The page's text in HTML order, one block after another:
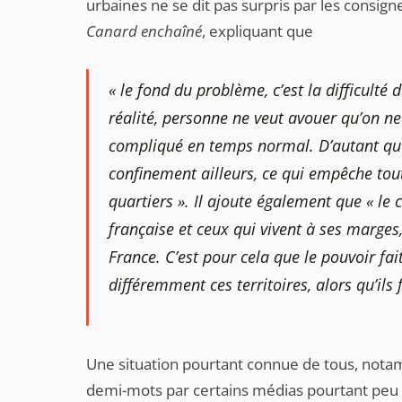
urbaines ne se dit pas surpris par les
Canard enchaîné, expliquant que
« le fond du problème, c’est la difficulté
réalité, personne ne veut avouer qu’on
compliqué en temps normal. D’autant
confinement ailleurs, ce qui empêche
quartiers ». Il ajoute également que « le
française et ceux qui vivent à ses
France. C’est pour cela que le pouvoir
différemment ces territoires, alors
Une situation pourtant connue de tous,
demi-mots par certains médias pourtant